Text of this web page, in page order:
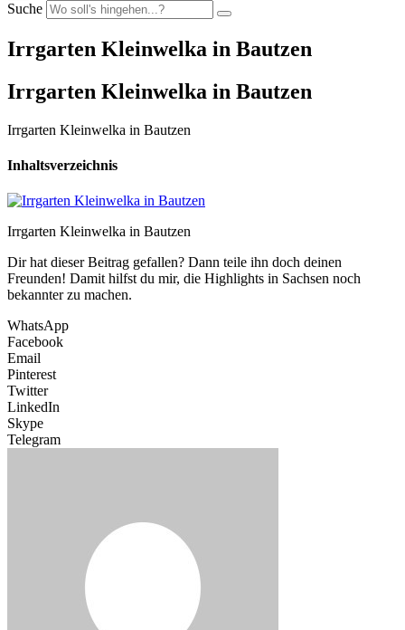
Suche
Irrgarten Kleinwelka in Bautzen
Irrgarten Kleinwelka in Bautzen
Irrgarten Kleinwelka in Bautzen
Inhaltsverzeichnis
Irrgarten Kleinwelka in Bautzen
Dir hat dieser Beitrag gefallen? Dann teile ihn doch deinen
Freunden! Damit hilfst du mir, die Highlights in Sachsen noch
bekannter zu machen.
WhatsApp
Facebook
Email
Pinterest
Twitter
LinkedIn
Skype
Telegram